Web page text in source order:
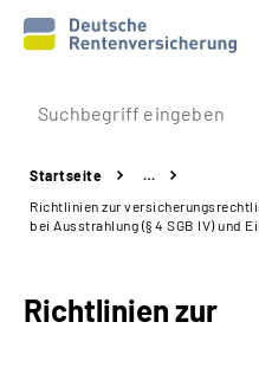
Prävention
Reha
Beratung & Kontakt
Startseite
…
Richtlinien zur
bei Ausstrahlung (§ 4 SGB IV) und
Richtlinien zur